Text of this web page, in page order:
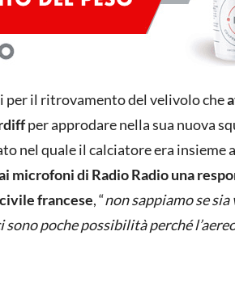
per il ritrovamento del velivolo che
per approdare nella sua nuova
nel quale il calciatore era insieme
microfoni di Radio Radio una
francese, “non sappiamo se sia
poche possibilità perché